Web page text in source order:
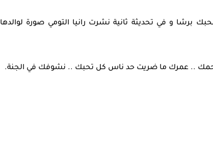
برشا و في تحديثة ثانية نشرت رانيا التومي صورة لوالدها
.. عمرك ما ضريت حد ناس كل تحبك .. نشوفك في الجنة.